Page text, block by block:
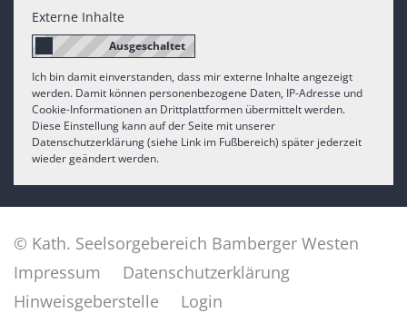
Externe Inhalte
Ich bin damit einverstanden, dass mir externe Inhalte angezeigt
werden. Damit können personenbezogene Daten, IP-Adresse und
Cookie-Informationen an Drittplattformen übermittelt werden.
Diese Einstellung kann auf der Seite mit unserer
Datenschutzerklärung (siehe Link im Fußbereich) später jederzeit
wieder geändert werden.
© Kath. Seelsorgebereich Bamberger Westen
Impressum
Datenschutzerklärung
Hinweisgeberstelle
Login